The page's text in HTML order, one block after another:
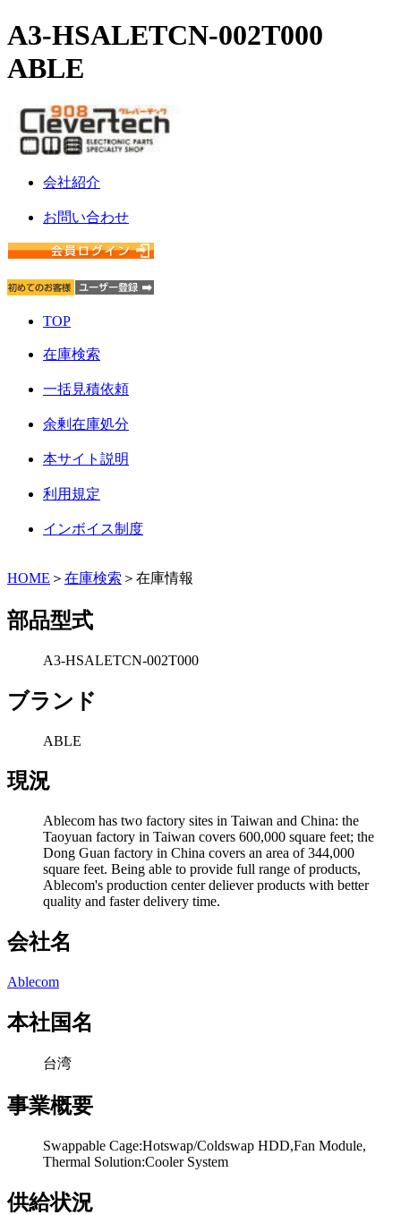
A3-HSALETCN-002T000
ABLE
会社紹介
お問い合わせ
TOP
在庫検索
一括見積依頼
余剰在庫処分
本サイト説明
利用規定
インボイス制度
HOME ＞ 在庫検索 ＞在庫情報
部品型式
A3-HSALETCN-002T000
ブランド
ABLE
現況
Ablecom has two factory sites in Taiwan and China: the
Taoyuan factory in Taiwan covers 600,000 square feet; the
Dong Guan factory in China covers an area of ​​344,000
square feet. Being able to provide full range of products,
Ablecom's production center deliever products with better
quality and faster delivery time.
会社名
Ablecom
本社国名
台湾
事業概要
Swappable Cage:Hotswap/Coldswap HDD,Fan Module,
Thermal Solution:Cooler System
供給状況